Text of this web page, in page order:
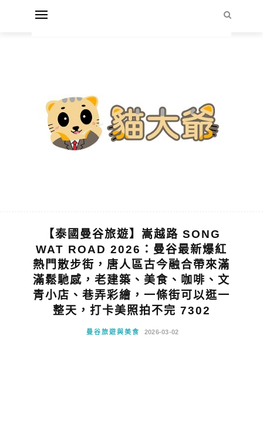
【泰國曼谷旅遊】嵩越路 SONG
WAT ROAD 2026：曼谷最新爆紅
熱門散步街，唐人區古今融合帶來滿
滿鬆馳感，老建築、美食、咖啡、文
青小店、巷弄彩繪，一條街可以逛一
整天，打卡美照拍不完 7302
曼谷旅遊與美食 2026-03-02